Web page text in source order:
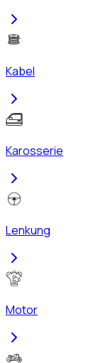
Kabel
Karosserie
Lenkung
Motor